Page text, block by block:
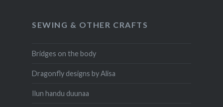
SEWING & OTHER CRAFTS
Bridges on the body
Dragonfly designs by Alisa
Ilun handu duunaa